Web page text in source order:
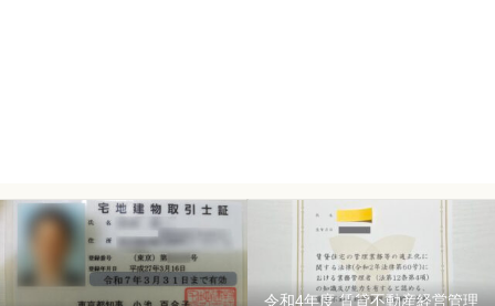
令和4年度 賃貸不動産経営管理